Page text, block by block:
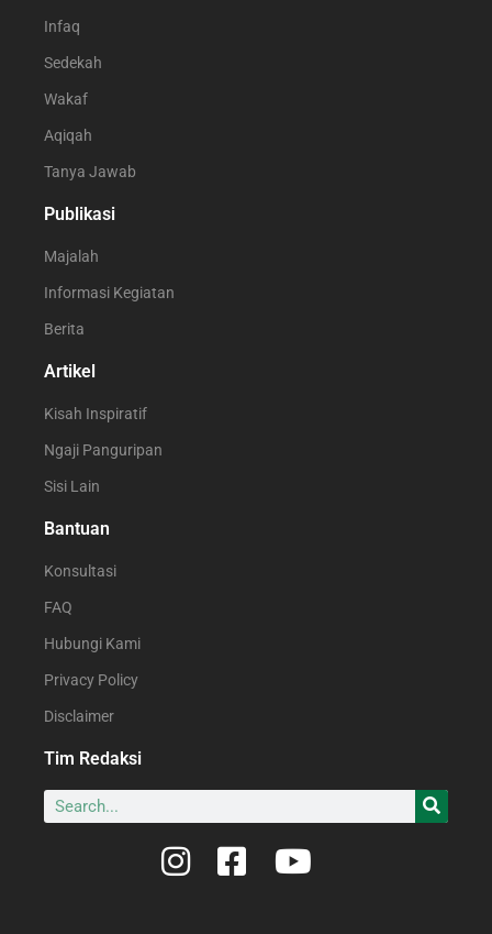
Infaq
Sedekah
Wakaf
Aqiqah
Tanya Jawab
Publikasi
Majalah
Informasi Kegiatan
Berita
Artikel
Kisah Inspiratif
Ngaji Panguripan
Sisi Lain
Bantuan
Konsultasi
FAQ
Hubungi Kami
Privacy Policy
Disclaimer
Tim Redaksi